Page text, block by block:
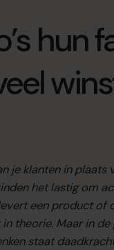
hun
je klanten in plaats
het lastig om
een product of
theorie. Maar in
staat